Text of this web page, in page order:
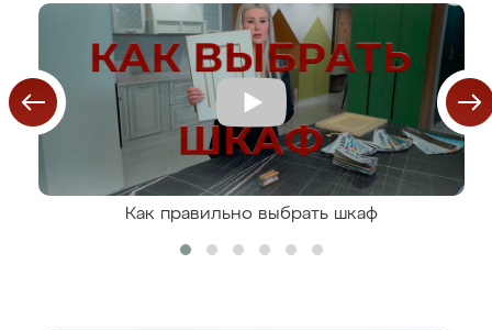
Как правильно выбрать шкаф